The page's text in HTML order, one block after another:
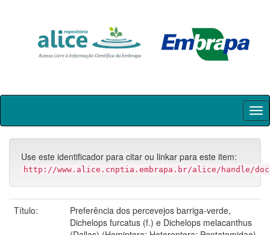
Skip
Use este identificador para citar ou linkar para este item:
http://www.alice.cnptia.embrapa.br/alice/handle/doc/
Título:
Preferência dos percevejos barriga-verde,
Dichelops furcatus (f.) e Dichelops melacanthus